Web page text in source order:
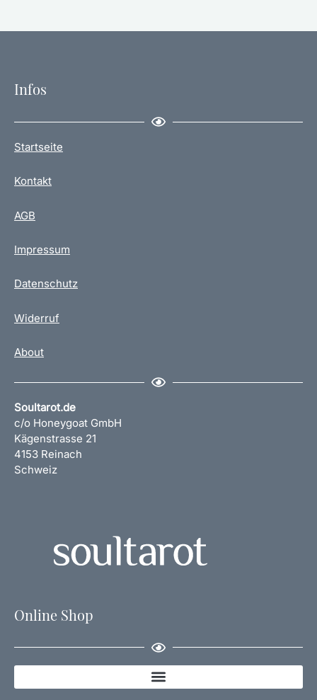
Infos
Startseite
Kontakt
AGB
Impressum
Datenschutz
Widerruf
About
Soultarot.de
c/o Honeygoat GmbH
Kägenstrasse 21
4153 Reinach
Schweiz
Online Shop